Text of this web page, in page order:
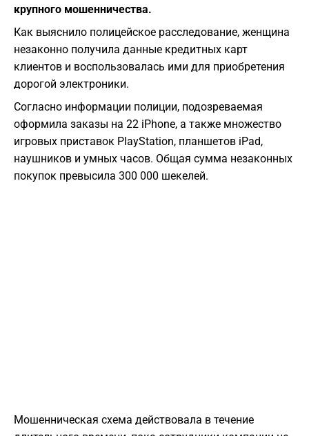
крупного мошенничества.
Как выяснило полицейское расследование, женщина
незаконно получила данные кредитных карт
клиентов и воспользовалась ими для приобретения
дорогой электроники.
Согласно информации полиции, подозреваемая
оформила заказы на 22 iPhone, а также множество
игровых приставок PlayStation, планшетов iPad,
наушников и умных часов. Общая сумма незаконных
покупок превысила 300 000 шекелей.
Мошенническая схема действовала в течение